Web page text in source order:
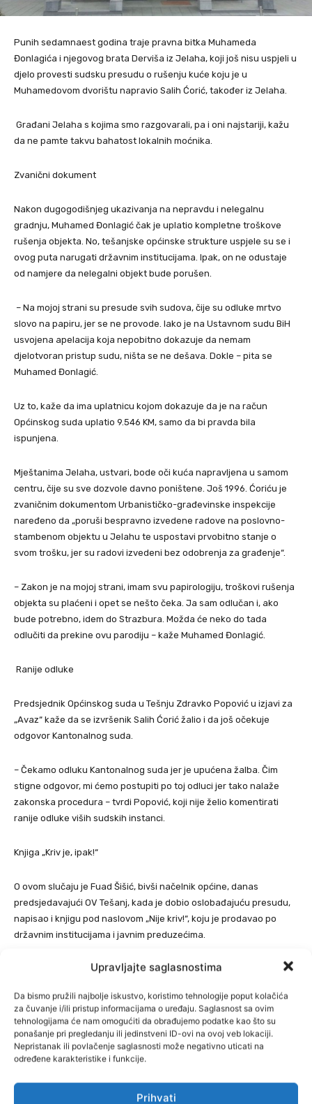
Upravljajte saglasnostima
Da bismo pružili najbolje iskustvo, koristimo tehnologije poput kolačića
za čuvanje i/ili pristup informacijama o uređaju. Saglasnost sa ovim
tehnologijama će nam omogućiti da obrađujemo podatke kao što su
ponašanje pri pregledanju ili jedinstveni ID-ovi na ovoj veb lokaciji.
Nepristanak ili povlačenje saglasnosti može negativno uticati na
određene karakteristike i funkcije.
Prihvati
Punih sedamnaest godina traje pravna bitka Muhameda
Đonlagića i njegovog brata Derviša iz Jelaha, koji još nisu uspjeli u
djelo provesti sudsku presudu o rušenju kuće koju je u
Muhamedovom dvorištu napravio Salih Ćorić, također iz Jelaha.
Građani Jelaha s kojima smo razgovarali, pa i oni najstariji, kažu
da ne pamte takvu bahatost lokalnih moćnika.
Zvanični dokument
Nakon dugogodišnjeg ukazivanja na nepravdu i nelegalnu
gradnju, Muhamed Đonlagić čak je uplatio kompletne troškove
rušenja objekta. No, tešanjske općinske strukture uspjele su se i
ovog puta narugati državnim institucijama. Ipak, on ne odustaje
od namjere da nelegalni objekt bude porušen.
– Na mojoj strani su presude svih sudova, čije su odluke mrtvo
slovo na papiru, jer se ne provode. Iako je na Ustavnom sudu BiH
usvojena apelacija koja nepobitno dokazuje da nemam
djelotvoran pristup sudu, ništa se ne dešava. Dokle – pita se
Muhamed Đonlagić.
Uz to, kaže da ima uplatnicu kojom dokazuje da je na račun
Općinskog suda uplatio 9.546 KM, samo da bi pravda bila
ispunjena.
Mještanima Jelaha, ustvari, bode oči kuća napravljena u samom
centru, čije su sve dozvole davno poništene. Još 1996. Ćoriću je
zvaničnim dokumentom Urbanističko-građevinske inspekcije
naređeno da „poruši bespravno izvedene radove na poslovno-
stambenom objektu u Jelahu te uspostavi prvobitno stanje o
svom trošku, jer su radovi izvedeni bez odobrenja za građenje“.
– Zakon je na mojoj strani, imam svu papirologiju, troškovi rušenja
objekta su plaćeni i opet se nešto čeka. Ja sam odlučan i, ako
bude potrebno, idem do Strazbura. Možda će neko do tada
odlučiti da prekine ovu parodiju – kaže Muhamed Đonlagić.
Ranije odluke
Predsjednik Općinskog suda u Tešnju Zdravko Popović u izjavi za
„Avaz“ kaže da se izvršenik Salih Ćorić žalio i da još očekuje
odgovor Kantonalnog suda.
– Čekamo odluku Kantonalnog suda jer je upućena žalba. Čim
stigne odgovor, mi ćemo postupiti po toj odluci jer tako nalaže
zakonska procedura – tvrdi Popović, koji nije želio komentirati
ranije odluke viših sudskih instanci.
Knjiga „Kriv je, ipak!“
O ovom slučaju je Fuad Šišić, bivši načelnik općine, danas
predsjedavajući OV Tešanj, kada je dobio oslobađajuću presudu,
napisao i knjigu pod naslovom „Nije kriv!“, koju je prodavao po
državnim institucijama i javnim preduzećima.
S obzirom na to da se ispostavilo da je ta oslobađajuća presuda
angažirala na pisanju knjige, ali pod naslovom „Kriv je, ipak!“.
Knjigu piše, kako saznajemo, grupa autora, a dijelit će je
besplatno.